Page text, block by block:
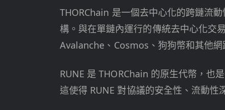
THORChain 是一個去中心化的跨鏈流
構。與在單鏈內運行的傳統去中心化交
Avalanche、Cosmos、狗狗幣和其他網
RUNE 是 THORChain 的原生代幣，
這使得 RUNE 對協議的安全性、流動性